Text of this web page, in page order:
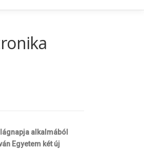
alkalmából
Egyetem két új